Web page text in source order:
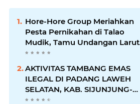
Hore-Hore Group Meriahkan
Pesta Pernikahan di Talao
Mudik, Tamu Undangan Larut
dalam Suasana Penuh
AKTIVITAS TAMBANG EMAS
ILEGAL DI PADANG LAWEH
SELATAN, KAB. SIJUNJUNG-
SUMBAR SEMAKIN